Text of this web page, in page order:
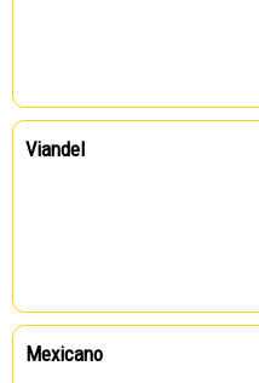
Viandel
Mexicano